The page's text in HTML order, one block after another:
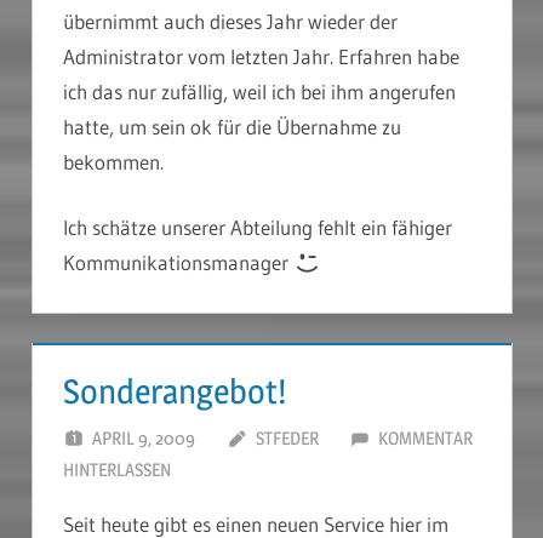
übernimmt auch dieses Jahr wieder der
Administrator vom letzten Jahr. Erfahren habe
ich das nur zufällig, weil ich bei ihm angerufen
hatte, um sein ok für die Übernahme zu
bekommen.
Ich schätze unserer Abteilung fehlt ein fähiger
Kommunikationsmanager
Sonderangebot!
APRIL 9, 2009 STFEDER
KOMMENTAR
HINTERLASSEN
Seit heute gibt es einen neuen Service hier im